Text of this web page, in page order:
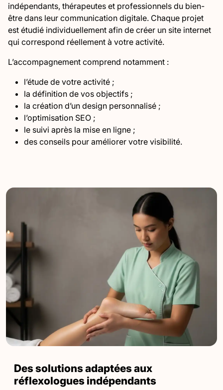
indépendants, thérapeutes et professionnels du bien-
être dans leur communication digitale. Chaque projet
est étudié individuellement afin de créer un site internet
qui correspond réellement à votre activité.
L’accompagnement comprend notamment :
l’étude de votre activité ;
la définition de vos objectifs ;
la création d’un design personnalisé ;
l’optimisation SEO ;
le suivi après la mise en ligne ;
des conseils pour améliorer votre visibilité.
Des solutions adaptées aux
réflexologues indépendants